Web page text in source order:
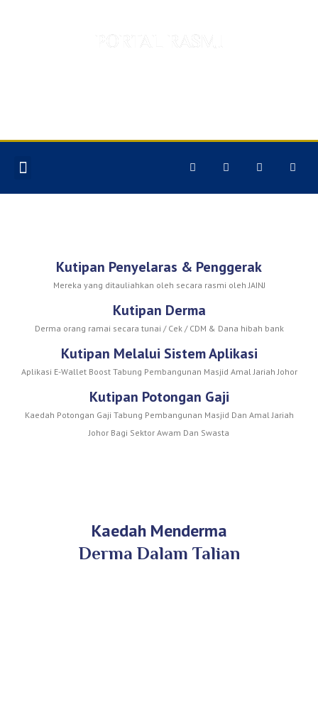
Kutipan Penyelaras & Penggerak
Mereka yang ditauliahkan oleh secara rasmi oleh JAINJ
Kutipan Derma
Derma orang ramai secara tunai / Cek / CDM & Dana hibah bank
Kutipan Melalui Sistem Aplikasi
Aplikasi E-Wallet Boost Tabung Pembangunan Masjid Amal Jariah Johor
Kutipan Potongan Gaji
Kaedah Potongan Gaji Tabung Pembangunan Masjid Dan Amal Jariah
Johor Bagi Sektor Awam Dan Swasta
Kaedah Menderma
Derma Dalam Talian